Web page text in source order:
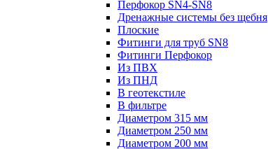
Перфокор SN4-SN8
Дренажные системы без щебня
Плоские
Фитинги для труб SN8
Фитинги Перфокор
Из ПВХ
Из ПНД
В геотекстиле
В фильтре
Диаметром 315 мм
Диаметром 250 мм
Диаметром 200 мм